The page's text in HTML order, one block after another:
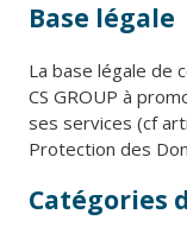
Base légale
La base légale de
CS GROUP à
ses services (cf
Protection des
Catégories